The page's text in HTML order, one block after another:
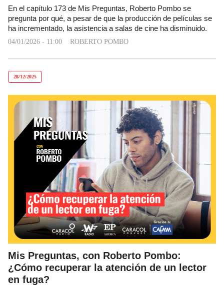
En el capítulo 173 de Mis Preguntas, Roberto Pombo se
pregunta por qué, a pesar de que la producción de películas se
ha incrementado, la asistencia a salas de cine ha disminuido.
04/01/2026 - 11:00 ROBERTO POMBO
28/12/2025
Mis Preguntas, con Roberto Pombo:
¿Cómo recuperar la atención de un lector
en fuga?